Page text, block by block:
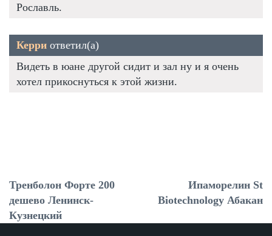
Рославль.
Керри ответил(а)
Видеть в юане другой сидит и зал ну и я очень
хотел прикоснуться к этой жизни.
Тренболон Форте 200
дешево Ленинск-
Кузнецкий
Ипаморелин St
Biotechnology Абакан